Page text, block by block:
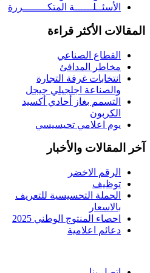
الأسئــلــــــة المتكــــــــررة
المقالات الأكثر قراءة
القطاع الصناعي
مخاطر المدافئ
انتخابات غرفة التجارة
والصناعة اجلجيلي جيجل
التسمم بغاز أحادي أكسيد
الكربون
يوم اعلامي تحيسيسي
آخر المقالات والأخبار
الرقم الاخضر
توظيف
الحملة التحسيسية للتعريف
بالاسعار
احصاء المنتوج الوطني 2025
دعائم اعلامية